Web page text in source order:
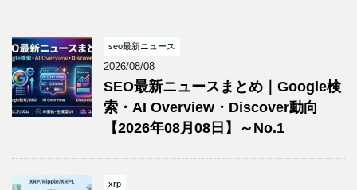
seo最新ニュース
2026/08/08
SEO最新ニュースまとめ｜Google検
索・AI Overview・Discover動向
【2026年08月08日】～No.1
xrp